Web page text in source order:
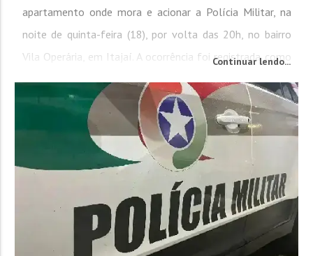
apartamento onde mora e acionar a Polícia Militar, na
noite de quinta-feira (18), por volta das 20h, no bairro
Vila Operária, em Itajaí. A ocorrência foi registrada como
Penha, envolvendo lesão corporal leve, ameaça e posse
ilegal de arma de fogo de uso restrito....
Continuar lendo...